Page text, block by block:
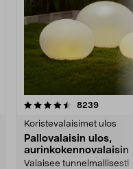
8239
Koristevalaisimet ulos
Pallovalaisin ulos,
aurinkokennovalaisin
Valaisee tunnelmallisesti
4.5 viidestä